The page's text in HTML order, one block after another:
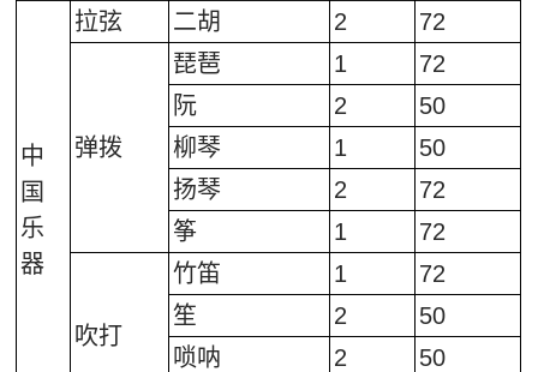
中
国
乐
器
拉弦 二胡 2 72
弹拨
琵琶 1
72
阮
2
50
柳琴
1
50
扬琴
2
72
筝
1 72
吹打
竹笛 1
72
笙
2
50
唢呐
2
50